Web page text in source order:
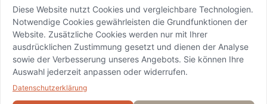
Social Media
info@bskd.ch / IID 8389 / SWIFT
BZSDCH22XXX
© 2024 Bezirks-Sparkasse
Diese Website nutzt Cookies und vergleichbare Technologien.
Notwendige Cookies gewährleisten die Grundfunktionen der
Website. Zusätzliche Cookies werden nur mit Ihrer
ausdrücklichen Zustimmung gesetzt und dienen der Analyse
sowie der Verbesserung unseres Angebots. Sie können Ihre
Auswahl jederzeit anpassen oder widerrufen.
Datenschutzerklärung